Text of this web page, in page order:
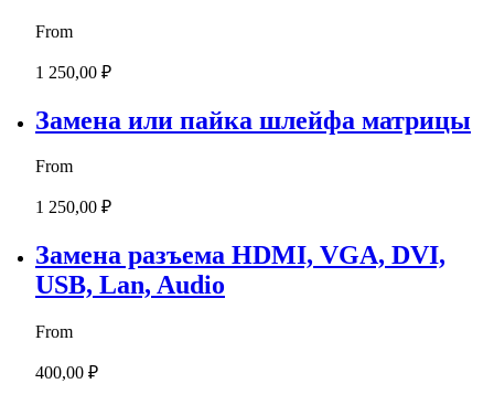
From
1 250,00 ₽
Замена или пайка шлейфа матрицы
From
1 250,00 ₽
Замена разъема HDMI, VGA, DVI,
USB, Lan, Audio
From
400,00 ₽